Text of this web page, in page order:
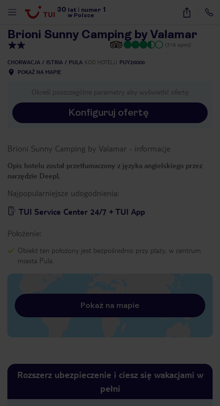
30 lat numer 1
w Polsce
10
Brioni Sunny Camping by Valamar
(318 opinii)
CHORWACJA ISTRIA PULA KOD HOTELU PUY20000
POKAŻ NA MAPIE
Określ poszczególne parametry aby wyświetlić ofertę
Konfiguruj ofertę
Brioni Sunny Camping by Valamar - informacje
Opis hotelu został przetłumaczony z języka angielskiego przez
narzędzie DeepL
Najpopularniejsze udogodnienia:
TUI Service Center 24/7 + TUI App
Położenie:
Obiekt ten położony jest bezpośrednio przy plaży, w centrum
miasta Pula.
Pokaż na mapie
Rozszerz ubezpieczenie i ciesz się wakacjami w
pełni